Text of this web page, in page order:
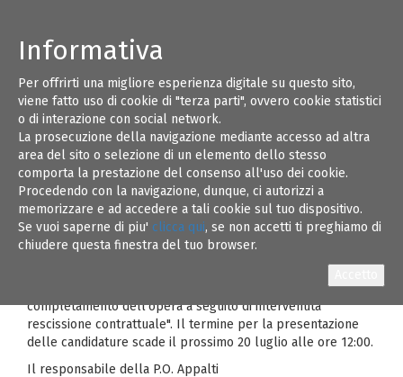
Informativa
Per offrirti una migliore esperienza digitale su questo sito,
viene fatto uso di cookie di "terza parti", ovvero cookie statistici
o di interazione con social network.
La prosecuzione della navigazione mediante accesso ad altra
area del sito o selezione di un elemento dello stesso
comporta la prestazione del consenso all'uso dei cookie.
Procedendo con la navigazione, dunque, ci autorizzi a
memorizzare e ad accedere a tali cookie sul tuo dispositivo.
Se vuoi saperne di piu' clicca qui, se non accetti ti preghiamo di
chiudere questa finestra del tuo browser.
19
LUG 21
Si informa che a far data da ieri 15 luglio è' in
pubblicazione sulla home page del nostro sito
internetWWW.ARCAPUGLIACENTRALE.GOV.IT
1 Avviso per la nomina di n.1 Presidente di
Commissione Giudicatrice per la procedura di
gara "Programma di rigenerazione urbana in
Bari – San Girolamo, nell'area compresa tra via Don Cesare
Franco, Lungomare IX Maggio, via V. De Fano e Strada San
Girolamo - Accordo di Programma tra Regione Puglia,
Comune di Bari e ARCA Puglia Centrale - Lavori di
costruzione dell’edificio n.1 per complessivi n.106 alloggi di
completamento dell’opera a seguito di intervenuta
rescissione contrattuale". Il termine per la presentazione
delle candidature scade il prossimo 20 luglio alle ore 12:00.
Il responsabile della P.O. Appalti